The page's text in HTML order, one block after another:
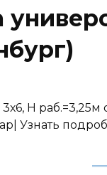
Н раб.=3,25м
Узнать